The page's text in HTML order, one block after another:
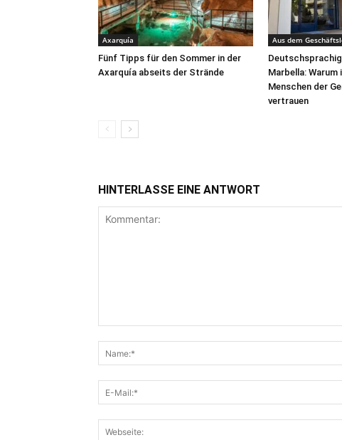
Axarquía
Fünf Tipps für den Sommer in der
Axarquía abseits der Strände
Aus dem
Marbella: Warum
Menschen der
vertrauen
HINTERLASSE EINE ANTWORT